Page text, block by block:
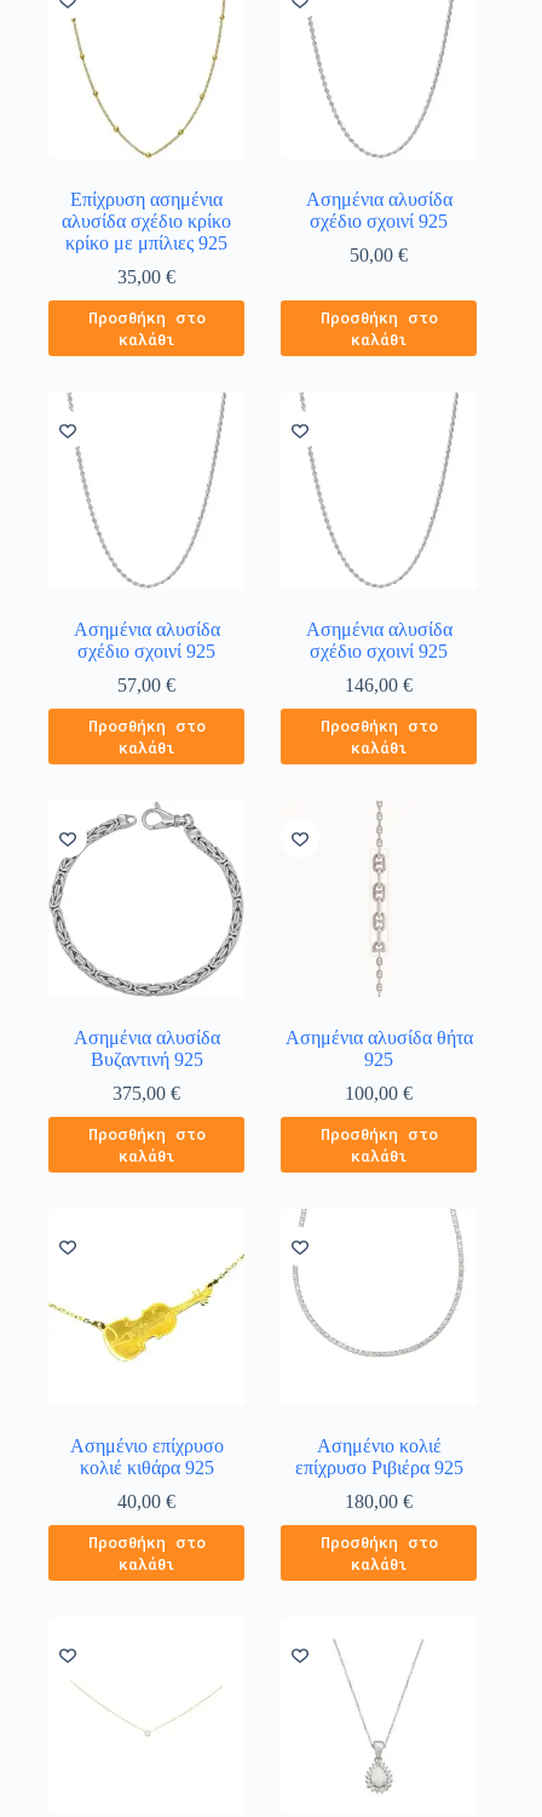
Επίχρυση ασημένια
αλυσίδα σχέδιο κρίκο
κρίκο με μπίλιες 925
35,00€
Προσθήκη στο
καλάθι
Ασημένια αλυσίδα
σχέδιο σχοινί 925
50,00€
Προσθήκη στο
καλάθι
Ασημένια αλυσίδα
σχέδιο σχοινί 925
57,00€
Προσθήκη στο
καλάθι
Ασημένια αλυσίδα
σχέδιο σχοινί 925
146,00€
Προσθήκη στο
καλάθι
Ασημένια αλυσίδα
Βυζαντινή 925
375,00€
Προσθήκη στο
καλάθι
Ασημένια αλυσίδα θήτα
925
100,00€
Προσθήκη στο
καλάθι
Ασημένιο επίχρυσο
κολιέ κιθάρα 925
40,00€
Προσθήκη στο
καλάθι
Ασημένιο κολιέ
επίχρυσο Ριβιέρα 925
180,00€
Προσθήκη στο
καλάθι